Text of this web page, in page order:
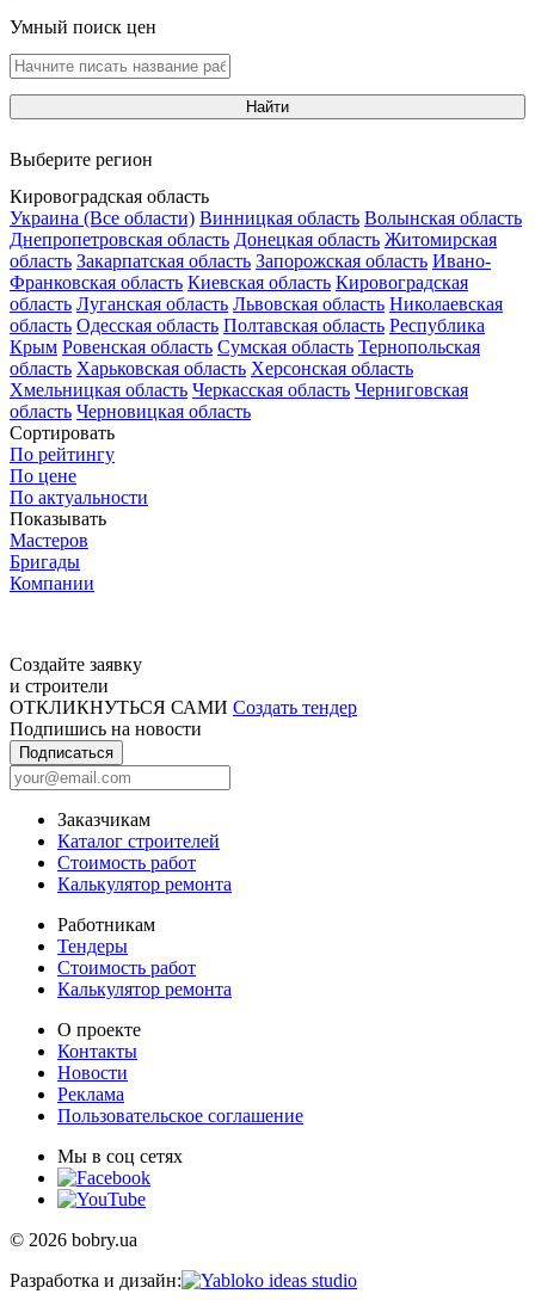
Умный поиск цен
Найти
Выберите регион
Кировоградская область
Украина (Все области) Винницкая область Волынская область
Днепропетровская область Донецкая область Житомирская
область Закарпатская область Запорожская область Ивано-
Франковская область Киевская область Кировоградская
область Луганская область Львовская область Николаевская
область Одесская область Полтавская область Республика
Крым Ровенская область Сумская область Тернопольская
область Харьковская область Херсонская область
Хмельницкая область Черкасская область Черниговская
область Черновицкая область
Сортировать
По рейтингу
По цене
По актуальности
Показывать
Мастеров
Бригады
Компании
Создайте заявку
и строители
ОТКЛИКНУТЬСЯ САМИ Создать тендер
Подпишись на новости
Подписаться
Заказчикам
Каталог строителей
Стоимость работ
Калькулятор ремонта
Работникам
Тендеры
Стоимость работ
Калькулятор ремонта
О проекте
Контакты
Новости
Реклама
Пользовательское соглашение
Мы в соц сетях
© 2026 bobry.ua
Разработка и дизайн: